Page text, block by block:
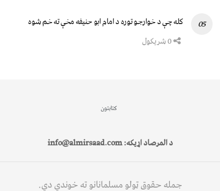
کله چې د خوارجو توره د امام ابو حنیفه مخې ته خم شوه
کتابتون
د المرصاد اړیکه: info@almirsaad.com
جمله حقوق ټولو مسلمانانو ته خوندي دي.